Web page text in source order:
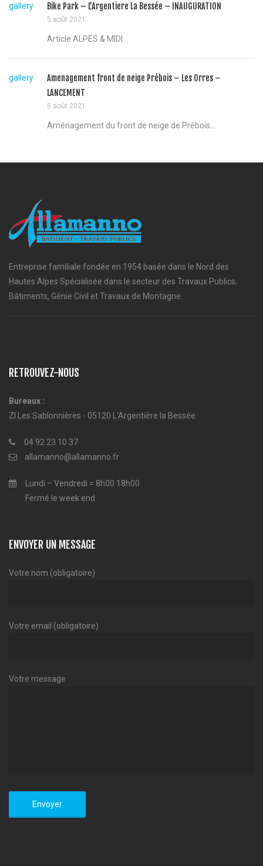
gallery Bike Park – L’Argentiere La Bessée – INAUGURATION
5 août 2021
Article ALPES & MIDI
gallery
Amenagement front de neige Prébois – Les Orres –
LANCEMENT
5 août 2021
Aménagement du front de neige de Prébois...
Entreprise familiale fondée en 1954 basée dans le Nord des
Hautes Alpes Spécialisée dans le secteur des Travaux Publics,
Bâtiments, Génie Civil et Travaux de Montagne.
RETROUVEZ-NOUS
Bureaux :
ZI Les Sablonnières - 05120 L'Argentière la Bessée
04 92 23 10 37
allamanno@allamanno.fr
Lundi – Vendredi = 8h00 18h00
Fermé le week end
ENVOYER UN MESSAGE
Votre nom (obligatoire)
Votre email (obligatoire)
Votre message